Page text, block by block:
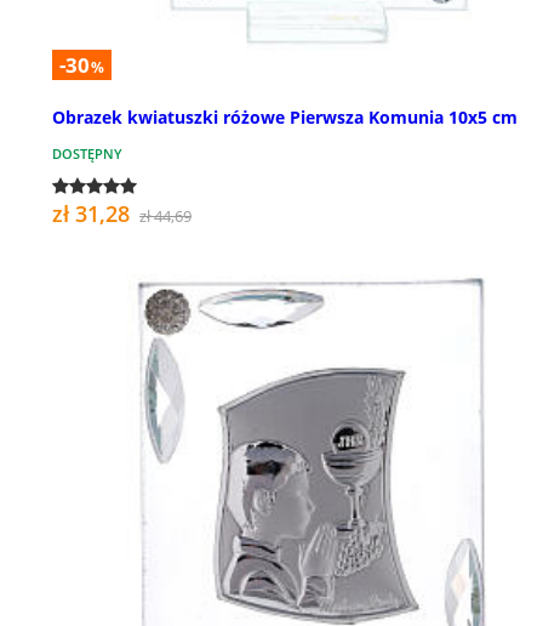
-30%
Obrazek kwiatuszki różowe Pierwsza Komunia 10x5 cm
DOSTĘPNY
zł 31,28 zł 44,69